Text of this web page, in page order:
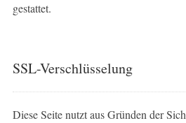
gestattet.
SSL-Verschlüsselung
Diese Seite nutzt aus Gründen der